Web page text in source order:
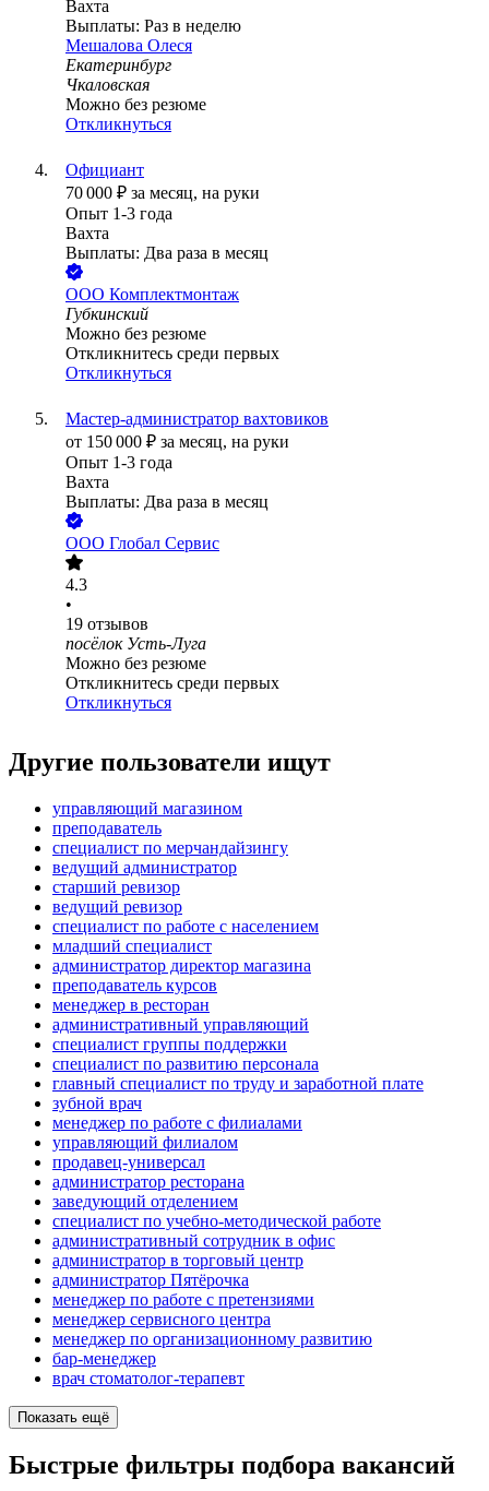
Вахта
Выплаты: Раз в неделю
Мешалова Олеся
Екатеринбург
Чкаловская
Можно без резюме
Откликнуться
Официант
70 000 ₽ за месяц, на руки
Опыт 1-3 года
Вахта
Выплаты: Два раза в месяц
ООО Комплектмонтаж
Губкинский
Можно без резюме
Откликнитесь среди первых
Откликнуться
Мастер-администратор вахтовиков
от 150 000 ₽ за месяц, на руки
Опыт 1-3 года
Вахта
Выплаты: Два раза в месяц
ООО Глобал Сервис
4.3
•
19 отзывов
посёлок Усть-Луга
Можно без резюме
Откликнитесь среди первых
Откликнуться
Другие пользователи ищут
управляющий магазином
преподаватель
специалист по мерчандайзингу
ведущий администратор
старший ревизор
ведущий ревизор
специалист по работе с населением
младший специалист
администратор директор магазина
преподаватель курсов
менеджер в ресторан
административный управляющий
специалист группы поддержки
специалист по развитию персонала
главный специалист по труду и заработной плате
зубной врач
менеджер по работе с филиалами
управляющий филиалом
продавец-универсал
администратор ресторана
заведующий отделением
специалист по учебно-методической работе
административный сотрудник в офис
администратор в торговый центр
администратор Пятёрочка
менеджер по работе с претензиями
менеджер сервисного центра
менеджер по организационному развитию
бар-менеджер
врач стоматолог-терапевт
Показать ещё
Быстрые фильтры подбора вакансий